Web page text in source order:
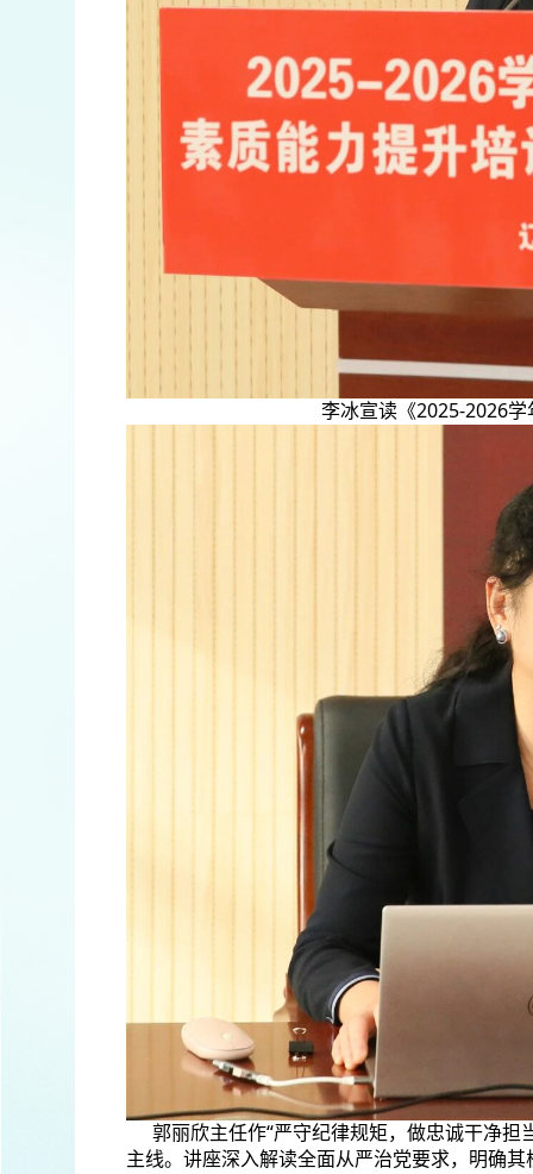
李冰宣读《2025-2026
郭丽欣主任作“严守纪律规矩，做忠诚干净
主线。讲座深入解读全面从严治党要求，明确